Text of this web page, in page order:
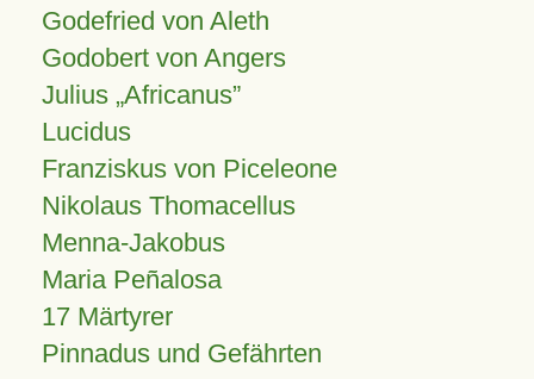
Godefried von Aleth
Godobert von Angers
Julius Africanus
Lucidus
Franziskus von Piceleone
Nikolaus Thomacellus
Menna-Jakobus
Maria Peñalosa
17 Märtyrer
Pinnadus und Gefährten